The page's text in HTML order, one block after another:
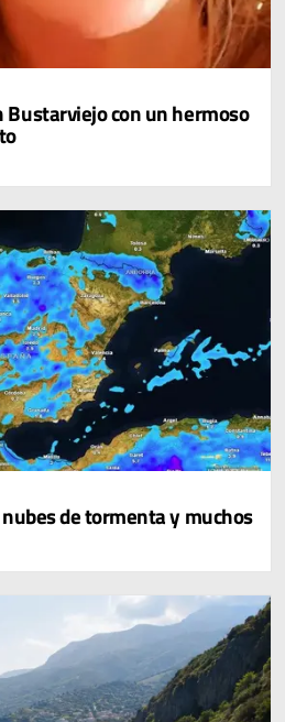
Bustarviejo con un hermoso
de tormenta y muchos